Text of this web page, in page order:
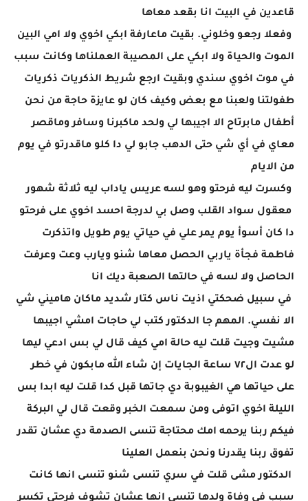
قاعدين في البيت انا بقعد معاها
وفعلا رجعو وخلوني. بقيت ماعارفة ابكي اخوي ولا امي البين
الموت والحياة ولا ابكي على المصيبة العملناها وكانت سبب
في موت اخوي سندي وبقيت ارجع شريط الذكريات ذكريات
طفولتنا ولعبنا مع بعض وكيف كان لو عايزة حاجة من نحن
أطفال مابرتاح الا اجيبها لي ولحد ماكبرنا وسافر وماقصر
معاي في أي شي حتى الدهب جابو لي دا كلو ماقدرتو في يوم
من الايام
وكسرت ليه فرحتو وهو لسه عريس ياداب ليه ثلاثة شهور
معقول سواد القلب وصل بي لدرجة احسد اخوي على فرحتو
دا كان أسوأ يوم يمر علي في حياتي يوم طويل واتذكرت
فاطمة فجأة ياربي الحصل معاها شنو ويارب وعت وعرفت
الحاصل ولا لسه في حالتها الصعبة ديك انا
في سبيل ضحكتي اذيت ناس كتار شديد ماكان هاميني شي
الا نفسي. المهم جا الدكتور كتب لي حاجات امشي اجيبها
مشيت وجيت قلت ليه حالة امي كيف قال لي بس ادعي ليها
لو عدت ال٧٢ ساعة الجايات إن شاء الله مابكون في خطر
على حياتها هي الغيبوبة دي جاتها قبل كدا قلت ليه ابدا بس
الليلة اخوي اتوفى ومن سمعت الخبر وقعت قال لي البركة
فيكم ربنا يرحمه امك محتاجة تنسى الصدمة دي عشان تقدر
تفوق ربنا يقدرنا ونحن بنعمل العلينا
الدكتور مشى قلت في سري تنسى شنو تنسى انها كانت
سبب في وفاة ولدها تنسى انها عشان تشوف فرحتي تكسر